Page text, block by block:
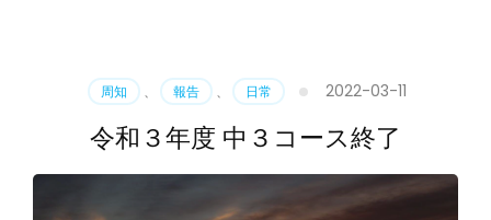
周知 、 報告 、 日常 2022-03-11
令和３年度 中３コース終了